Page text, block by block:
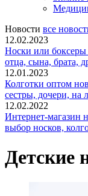
Новости все
12.02.2023
Носки или
отца, сына, брата,
12.01.2023
Колготки оптом
сестры, дочери, на
12.02.2022
Интернет-магазин
выбор носков,
Детские